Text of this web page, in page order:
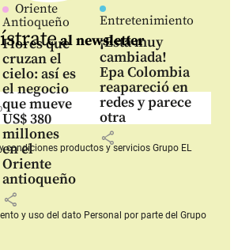
Oriente
Antioqueño
Flores que
cruzan el
cielo: así es
el negocio
que mueve
US$ 380
millones
en el
Oriente
antioqueño
share
Entretenimiento
¡Está muy
cambiada!
Epa Colombia
reapareció en
redes y parece
otra
share
al newsletter
condiciones productos y serviciosGrupo EL
y uso del dato Personal por parte del Grupo